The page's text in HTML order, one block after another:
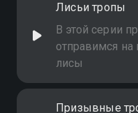
Лисьи тропы
В этой серии
отправимся на
лисы
Призывные